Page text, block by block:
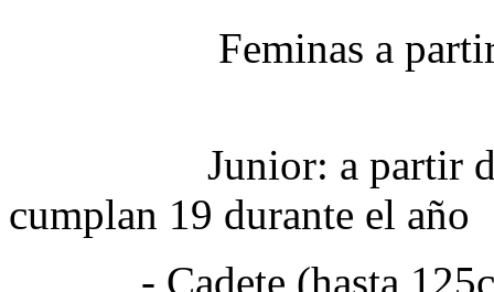
Feminas a
Junior: a partir de
cumplan 19 durante el
- Cadete (hasta